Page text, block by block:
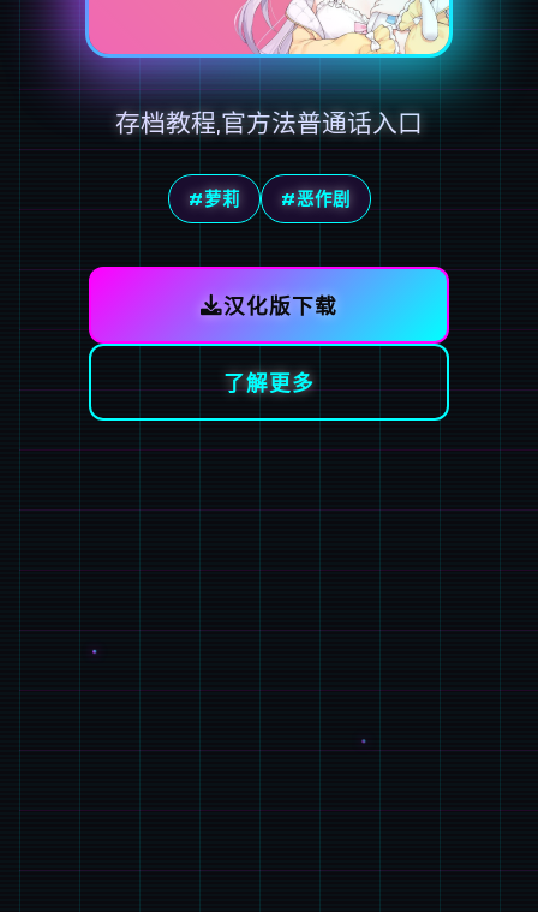
存档教程,官方法普通话入口
#萝莉 #恶作剧
汉化版下载
了解更多